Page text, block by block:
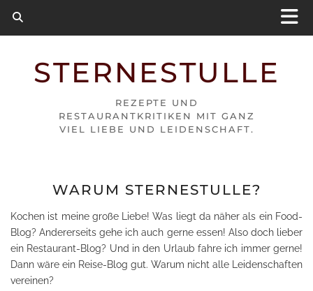
STERNESTULLE
REZEPTE UND
RESTAURANTKRITIKEN MIT GANZ
VIEL LIEBE UND LEIDENSCHAFT.
WARUM STERNESTULLE?
Kochen ist meine große Liebe! Was liegt da näher als ein Food-
Blog? Andererseits gehe ich auch gerne essen! Also doch lieber
ein Restaurant-Blog? Und in den Urlaub fahre ich immer gerne!
Dann wäre ein Reise-Blog gut. Warum nicht alle Leidenschaften
vereinen?